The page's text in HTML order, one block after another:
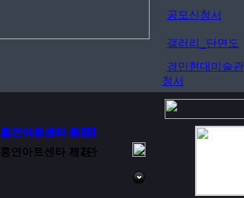
공모신청서
갤러리_단면도
경민현대미술
청서
홍연아트센타 제2관
홍연아트센타 제2관
홍연아트센타 제1관
홍연아트센타 제1관
홍연아트센타 전경
홍연아트센타 전경